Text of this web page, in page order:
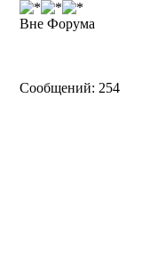
Вне Форума
Сообщений: 254